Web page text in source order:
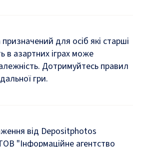
для осіб які старші
в азартних іграх може
Дотримуйтесь правил
гри.
від Depositphotos
"Інформаційне агентство